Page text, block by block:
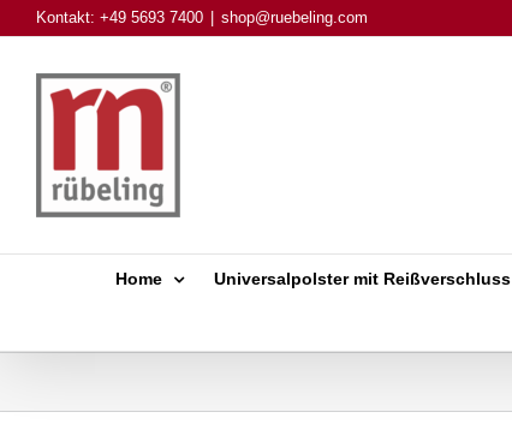
to
content
Kontakt: +49 5693 7400 shop@ruebeling.com
Home Universalpolster mit Reißverschluss